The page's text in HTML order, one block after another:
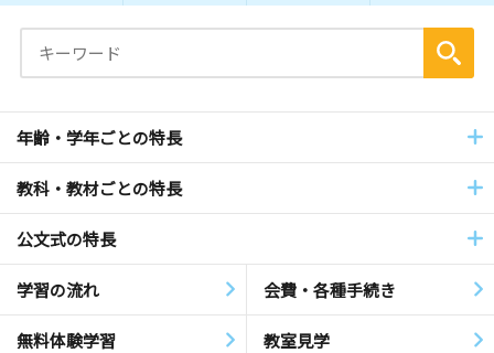
年齢・学年ごとの特長
教科・教材ごとの特長
公文式の特長
学習の流れ 会費・各種手続き
無料体験学習 教室見学